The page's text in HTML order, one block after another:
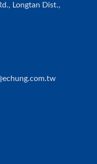
Longtan Dist.,